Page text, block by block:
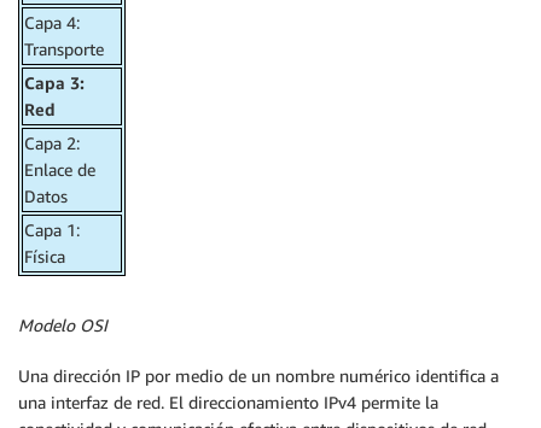
Capa 4:
Transporte
Capa 3:
Red
Capa 2:
Enlace de
Datos
Capa 1:
Física
Modelo OSI
Una dirección IP por medio de un nombre numérico identifica a
una interfaz de red. El direccionamiento IPv4 permite la